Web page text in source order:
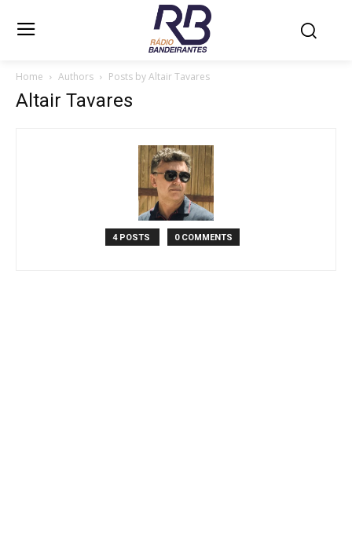
Home Authors Posts by Altair Tavares
Altair Tavares
4 POSTS 0 COMMENTS